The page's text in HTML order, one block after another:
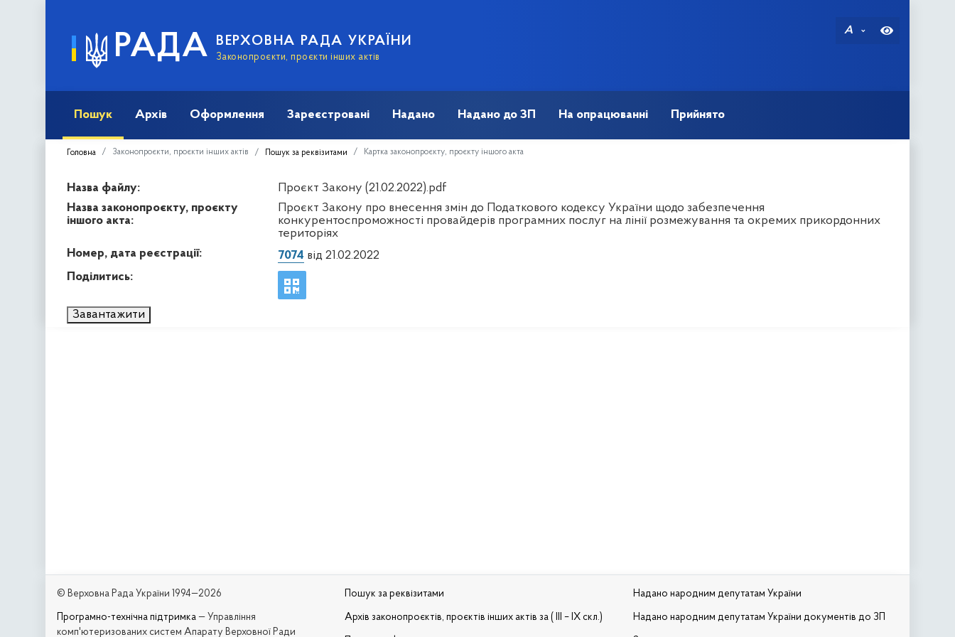
РАДА ВЕРХОВНА РАДА УКРАЇНИ
Законопроєкти, проєкти інших актів
A
Пошук Архів Оформлення Зареєстровані Надано Надано до ЗП На опрацюванні Прийнято
Головна Законопроєкти, проєкти інших актів Пошук за реквізитами Картка законопроєкту, проєкту іншого акта
Назва файлу:
Проєкт Закону (21.02.2022).pdf
Назва законопроєкту, проєкту
іншого акта:
Проєкт Закону про внесення змін до Податкового кодексу України щодо забезпечення
конкурентоспроможності провайдерів програмних послуг на лінії розмежування та окремих прикордонних
територіях
Номер, дата реєстрації:
7074 від 21.02.2022
Поділитись:
Завантажити
© Верховна Рада України 1994—2026
Програмно-технічна підтримка — Управління
комп'ютеризованих систем Апарату Верховної Ради
Пошук за реквізитами
Архів законопроєктів, проєктів інших актів за ( III – IX скл.)
Надано народним депутатам України
Надано народним депутатам України документів до ЗП